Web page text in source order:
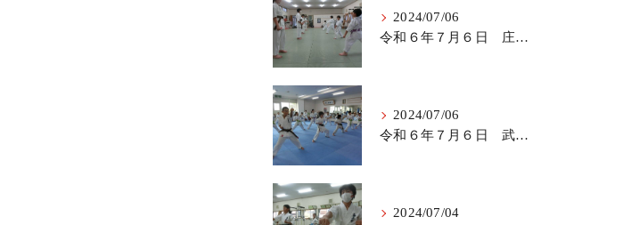
2024/07/06
令和６年７月６日 庄和道場少年部
2024/07/06
令和６年７月６日 武里道場少年部
2024/07/04